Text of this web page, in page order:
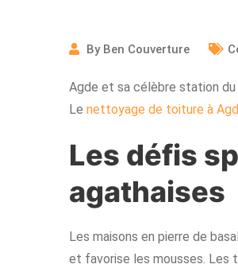
By Ben Couverture
Agde et sa célèbre station du
Le nettoyage de toiture à
Les défis
agathaises
Les maisons en pierre de
et favorise les mousses. Les